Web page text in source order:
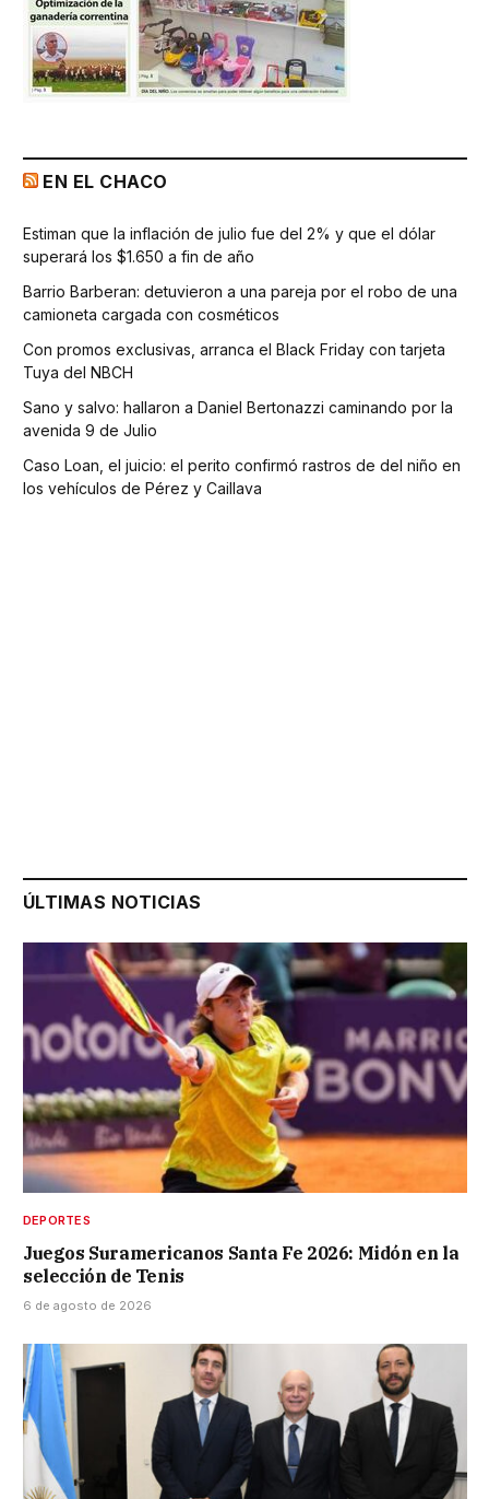
EN EL CHACO
Estiman que la inflación de julio fue del 2% y que el dólar
superará los $1.650 a fin de año
Barrio Barberan: detuvieron a una pareja por el robo de una
camioneta cargada con cosméticos
Con promos exclusivas, arranca el Black Friday con tarjeta
Tuya del NBCH
Sano y salvo: hallaron a Daniel Bertonazzi caminando por la
avenida 9 de Julio
Caso Loan, el juicio: el perito confirmó rastros de del niño en
los vehículos de Pérez y Caillava
ÚLTIMAS NOTICIAS
DEPORTES
Juegos Suramericanos Santa Fe 2026: Midón en la
selección de Tenis
6 de agosto de 2026